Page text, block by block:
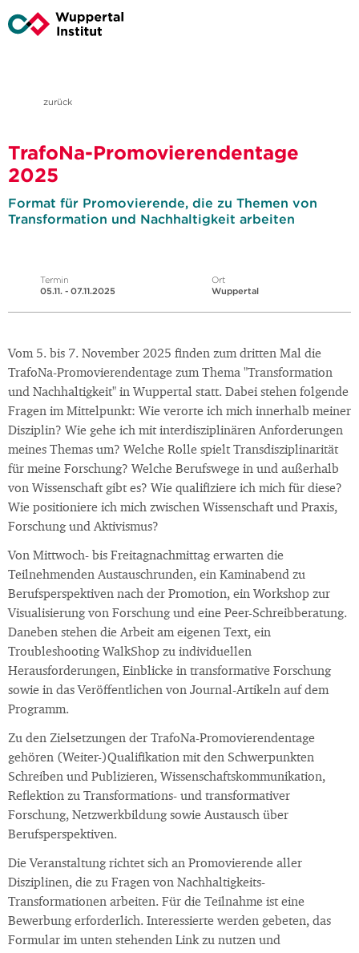
zurück
TrafoNa-Promovierendentage
2025
Format für Promovierende, die zu Themen von
Transformation und Nachhaltigkeit arbeiten
Termin
05.11. - 07.11.2025
Ort
Wuppertal
Vom 5. bis 7. November 2025 finden zum dritten Mal die
TrafoNa-Promovierendentage zum Thema "Transformation
und Nachhaltigkeit" in Wuppertal statt. Dabei stehen folgende
Fragen im Mittelpunkt: Wie verorte ich mich innerhalb meiner
Disziplin? Wie gehe ich mit interdisziplinären Anforderungen
meines Themas um? Welche Rolle spielt Transdisziplinarität
für meine Forschung? Welche Berufswege in und außerhalb
von Wissenschaft gibt es? Wie qualifiziere ich mich für diese?
Wie positioniere ich mich zwischen Wissenschaft und Praxis,
Forschung und Aktivismus?
Von Mittwoch- bis Freitagnachmittag erwarten die
Teilnehmenden Austauschrunden, ein Kaminabend zu
Berufsperspektiven nach der Promotion, ein Workshop zur
Visualisierung von Forschung und eine Peer-Schreibberatung.
Daneben stehen die Arbeit am eigenen Text, ein
Troubleshooting WalkShop zu individuellen
Herausforderungen, Einblicke in transformative Forschung
sowie in das Veröffentlichen von Journal-Artikeln auf dem
Programm.
Zu den Zielsetzungen der TrafoNa-Promovierendentage
gehören (Weiter-)Qualifikation mit den Schwerpunkten
Schreiben und Publizieren, Wissenschaftskommunikation,
Reflektion zu Transformations- und transformativer
Forschung, Netzwerkbildung sowie Austausch über
Berufsperspektiven.
Die Veranstaltung richtet sich an Promovierende aller
Disziplinen, die zu Fragen von Nachhaltigkeits-
Transformationen arbeiten. Für die Teilnahme ist eine
Bewerbung erforderlich. Interessierte werden gebeten, das
Formular im unten stehenden Link zu nutzen und